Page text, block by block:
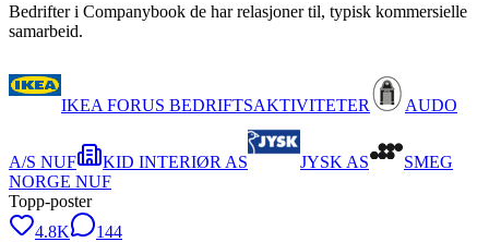
Bedrifter i Companybook de har relasjoner til, typisk kommersielle
samarbeid.
IKEA FORUS BEDRIFTSAKTIVITETER AUDO
A/S NUF KID INTERIØR AS JYSK AS
SMEG
NORGE NUF
Topp-poster
4.8K
144